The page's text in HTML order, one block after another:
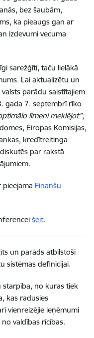
bez šaubām,
ka pieaugs gan ar
izdevumi vecuma
sarežģīti, taču lielākā
Lai aktualizētu un
parādu saistītajiem
gada 7. septembrī rīko
līmeni meklējot”,
Eiropas Komisijas,
kredītreitinga
par rakstā
Finanšu
šeit.
un parāds atbilstoši
sistēmas definīcijai.
starpība, no kuras tiek
kas radusies
vienreizējie ieņēmumi
valdības rīcības.